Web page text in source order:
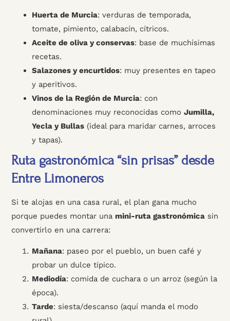
Huerta de Murcia: verduras de temporada,
tomate, pimiento, calabacín, cítricos.
Aceite de oliva y conservas: base de muchísimas
recetas.
Salazones y encurtidos: muy presentes en tapeo
y aperitivos.
Vinos de la Región de Murcia: con
denominaciones muy reconocidas como Jumilla,
Yecla y Bullas (ideal para maridar carnes, arroces
y tapas).
Ruta gastronómica “sin prisas” desde
Entre Limoneros
Si te alojas en una casa rural, el plan gana mucho
porque puedes montar una mini-ruta gastronómica sin
convertirlo en una carrera:
Mañana: paseo por el pueblo, un buen café y
probar un dulce típico.
Mediodía: comida de cuchara o un arroz (según la
época).
Tarde: siesta/descanso (aquí manda el modo